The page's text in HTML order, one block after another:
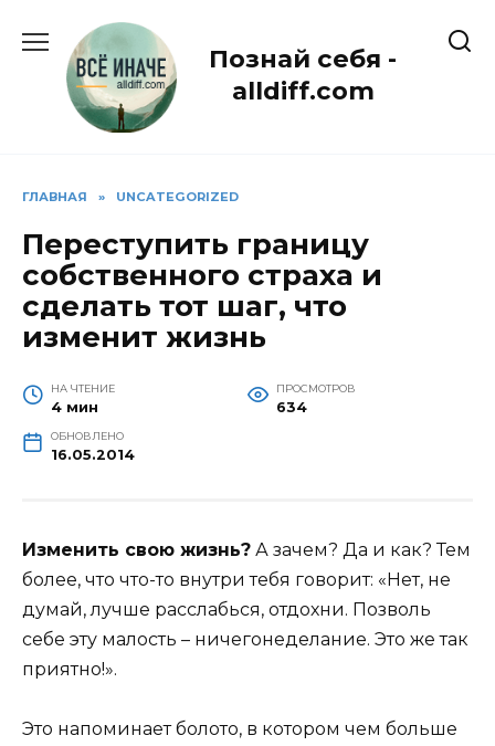
содержанию
Познай себя -
alldiff.com
ГЛАВНАЯ » UNCATEGORIZED
Переступить границу
собственного страха и
сделать тот шаг, что
изменит жизнь
НА ЧТЕНИЕ
4 мин
ПРОСМОТРОВ
634
ОБНОВЛЕНО
16.05.2014
Изменить свою жизнь? А зачем? Да и как? Тем
более, что что-то внутри тебя говорит: «Нет, не
думай, лучше расслабься, отдохни. Позволь
себе эту малость – ничегонеделание. Это же так
приятно!».
Это напоминает болото, в котором чем больше